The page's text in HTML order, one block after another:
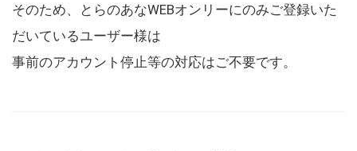
そのため、とらのあなWEBオンリーにのみご登録いた
だいているユーザー様は
事前のアカウント停止等の対応はご不要です。